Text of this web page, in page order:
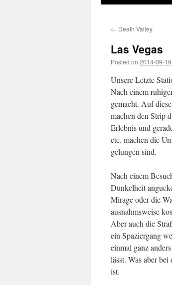
content
← Death Valley
Las Vegas
Posted on 2014-09-19
Unsere Letzte
Nach einem
gemacht. Auf
machen den Strip
Erlebnis und
etc. machen die
gelungen sind.
Nach einem
Dunkelheit
Mirage oder die
ausnahmsweise
Aber auch die
ein Spaziergang
einmal ganz
lässt. Was aber
ist.